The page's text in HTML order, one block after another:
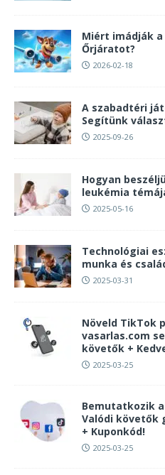
Miért imádják
Őrjáratot?
2026-02-18
A szabadtéri
Segítünk
2025-09-26
Hogyan
leukémia
2025-05-16
Technológiai
munka és
2025-03-31
Növeld TikTok
vasarlas.com
követők +
2025-03-25
Bemutatkozik
Valódi követők
+ Kuponkód!
2025-03-25